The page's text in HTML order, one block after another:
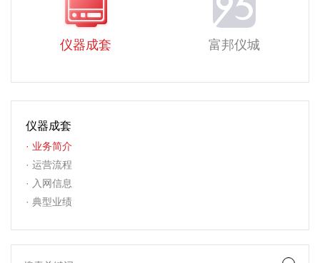
仪器成套 富邦仪城
仪器成套
· 业务简介
· 运营流程
· 入网信息
· 典型业绩